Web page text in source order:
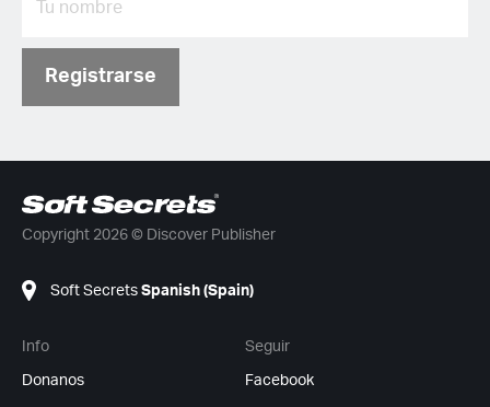
Registrarse
Copyright 2026 © Discover Publisher
Soft Secrets Spanish (Spain)
Info
Donanos
Seguir
Facebook